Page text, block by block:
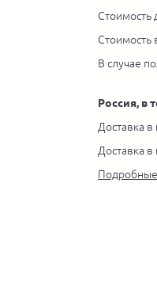
Стоимость
Стоимость
В случае
Россия, в
Доставка
Доставка в
Подробные